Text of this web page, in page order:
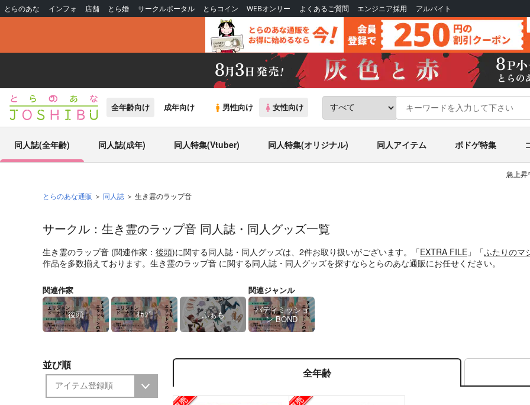
とらのあな インフォ 店舗 とら婚 サークルポータル とらコイン WEBオンリー よくあるご質問 エンジニア採用 アルバイト
全年齢向け 成年向け 男性向け 女性向け
同人誌(全年齢) 同人誌(成年) 同人特集(Vtuber) 同人特集(オリジナル) 同人アイテム ボドゲ特集
急上昇
とらのあな通販 同人誌 生き霊のラップ音
サークル：生き霊のラップ音 同人誌・同人グッズ一覧
生き霊のラップ音 (関連作家： 後頭)に関する同人誌・同人グッズは、2件お取り扱いがございます。「EXTRA FILE 」「ふたりのマ
作品を多数揃えております。生き霊のラップ音 に関する同人誌・同人グッズを探すならとらのあな通販にお任せください。
関連作家
後頭 ｵｶｼﾞ ふぁも
関連ジャンル
バディミッショ
ン BOND
並び順
全年齢